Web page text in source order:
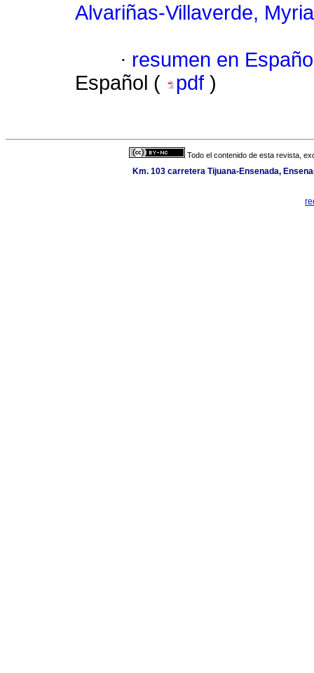
Alvariñas-Villaverde,
· resumen en
Español (
pdf )
Todo el contenido de esta revista,
Km. 103 carretera Tijuana-Ensenada,